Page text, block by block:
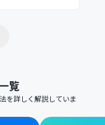
覧
を詳しく解説していま